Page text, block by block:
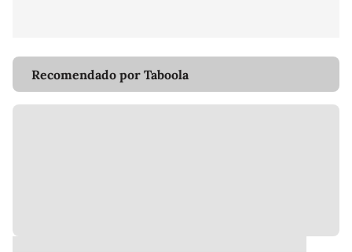
Recomendado por Taboola